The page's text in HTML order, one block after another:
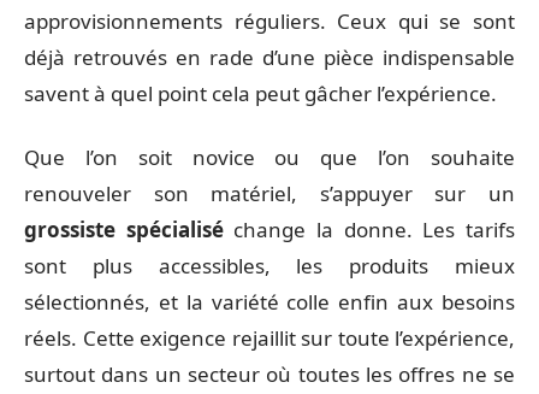
approvisionnements réguliers. Ceux qui se sont
déjà retrouvés en rade d’une pièce indispensable
savent à quel point cela peut gâcher l’expérience.
Que l’on soit novice ou que l’on souhaite
renouveler son matériel, s’appuyer sur un
grossiste spécialiséchange la donne. Les tarifs
sont plus accessibles, les produits mieux
sélectionnés, et la variété colle enfin aux besoins
réels. Cette exigence rejaillit sur toute l’expérience,
surtout dans un secteur où toutes les offres ne se